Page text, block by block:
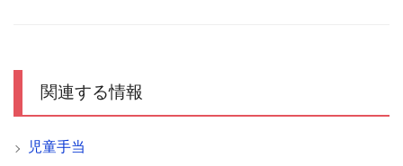
関連する情報
児童手当